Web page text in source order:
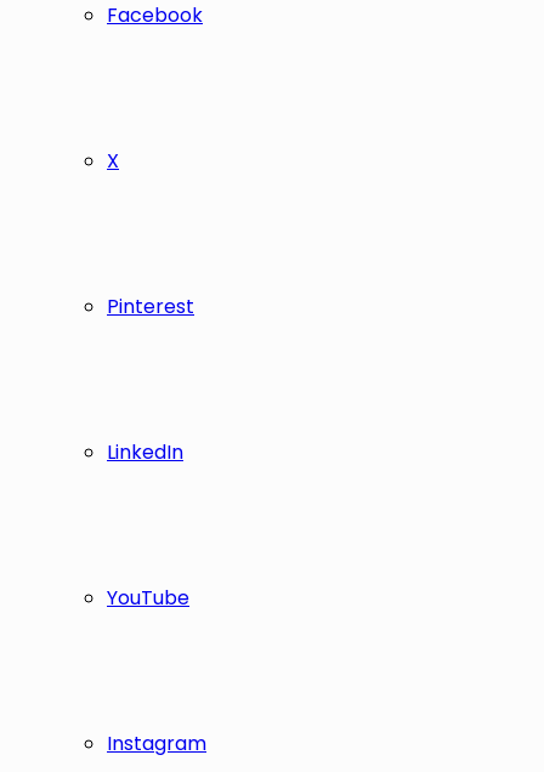
Facebook
X
Pinterest
LinkedIn
YouTube
Instagram